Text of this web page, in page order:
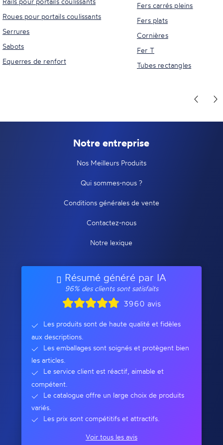
Roues pour portails coulissants
Serrures
Sabots
Equerres de renfort
Fers carrés pleins
Fers plats
Cornières
Fer T
Tubes rectangles
Notre entreprise
Nos Meilleurs Produits
Qui sommes-nous ?
Conditions générales de vente
Contactez-nous
Notre lexique
Résumé généré par IA
96% des clients sont satisfaits
3960 avis
Les produits sont de haute qualité et fidèles
aux descriptions.
Les emballages sont soignés et protègent bien
les articles.
Le service client est réactif, aimable et
compétent.
Le catalogue offre un large choix de produits
variés.
Les prix sont compétitifs et attractifs.
Voir tous les avis